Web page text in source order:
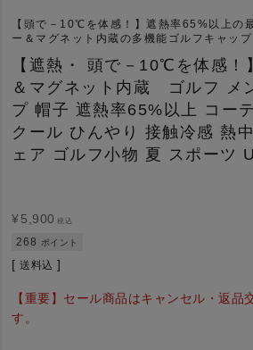
【頭で－10℃を体感！】遮熱率65%以上の
ー＆マグネット内蔵の多機能ゴルフキャップ
【遮熱・ 頭で－10℃を体感！
＆マグネット内蔵 ゴルフ メ
プ 帽子 遮熱率65%以上 コー
クール ひんやり 接触冷感 熱
ェア ゴルフ小物 夏 スポーツ
¥5,900 税込
268 ポイント
送料込
【重要】セール商品はキャンセル・返品
す。